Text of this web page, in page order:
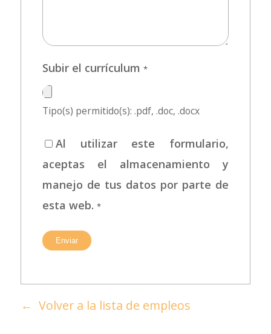
Subir el currículum *
Tipo(s) permitido(s): .pdf, .doc, .docx
Al utilizar este formulario,
aceptas el almacenamiento y
manejo de tus datos por parte de
esta web. *
Volver a la lista de empleos